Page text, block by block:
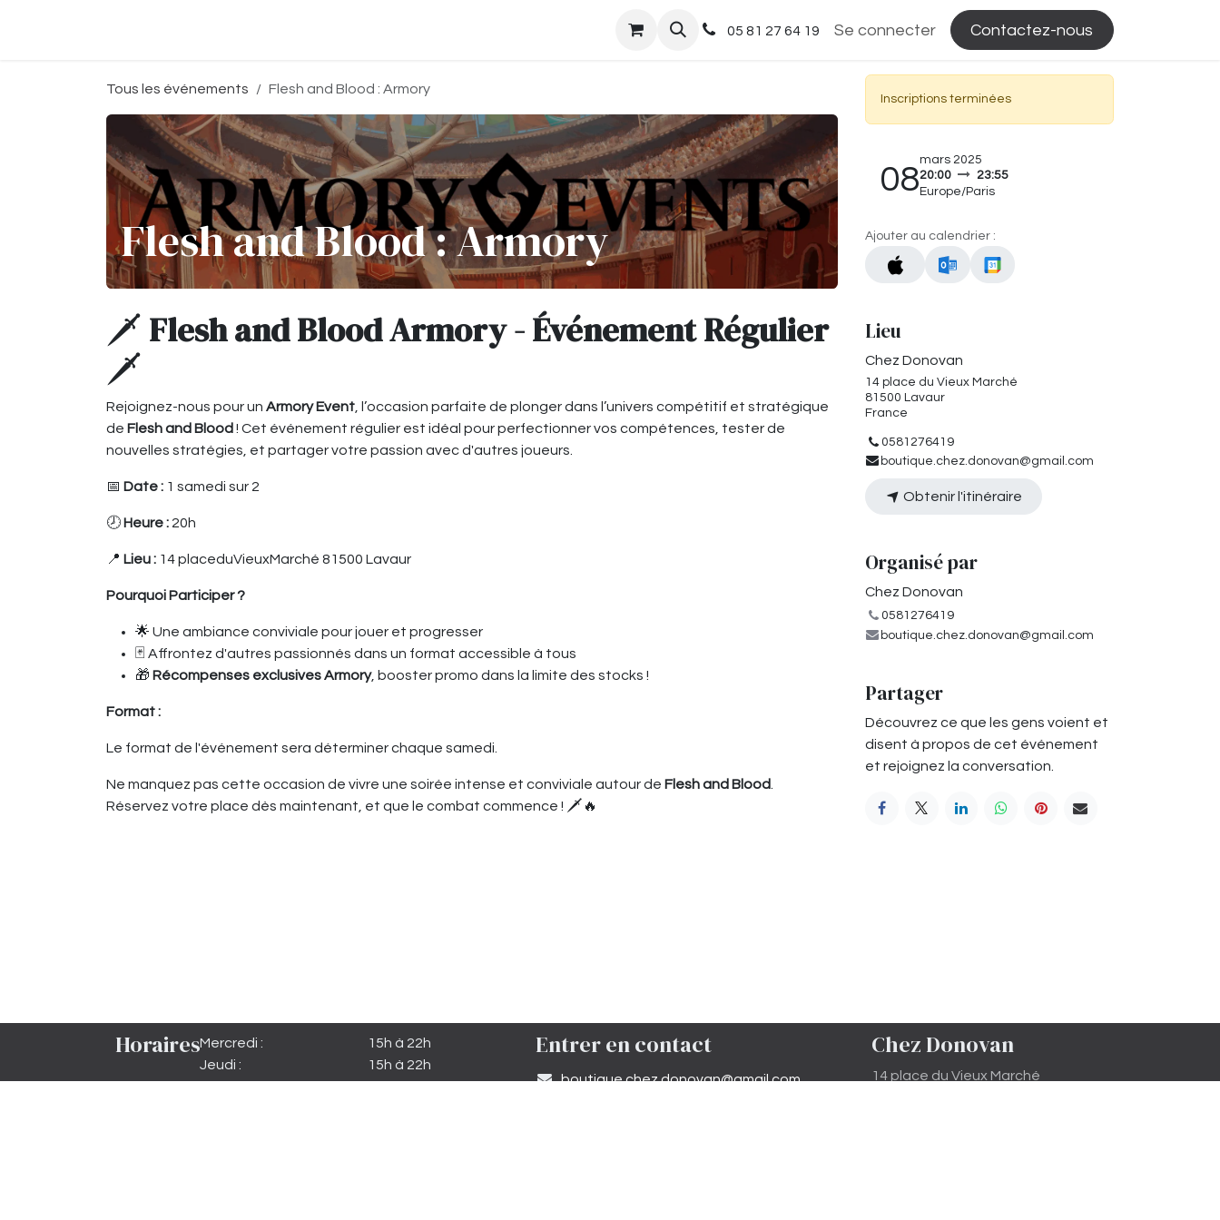
05 81 27 64 19 Se connecter Contactez-nous
Tous les événements Flesh and Blood : Armory
Flesh and Blood : Armory
🗡️ Flesh and Blood Armory - Événement Régulier
🗡️
Rejoignez-nous pour un Armory Event, l’occasion parfaite de plonger dans l’univers compétitif et stratégique
de Flesh and Blood ! Cet événement régulier est idéal pour perfectionner vos compétences, tester de
nouvelles stratégies, et partager votre passion avec d'autres joueurs.
📅 Date : 1 samedi sur 2
🕗 Heure : 20h
📍 Lieu : 14 placeduVieuxMarché 81500 Lavaur
Pourquoi Participer ?
🌟 Une ambiance conviviale pour jouer et progresser
🃏 Affrontez d'autres passionnés dans un format accessible à tous
🎁 Récompenses exclusives Armory, booster promo dans la limite des stocks !
Format :
Le format de l'événement sera déterminer chaque samedi.
Ne manquez pas cette occasion de vivre une soirée intense et conviviale autour de Flesh and Blood.
Réservez votre place dès maintenant, et que le combat commence ! 🗡️🔥
Inscriptions terminées
08
mars 2025
20:00
23:55
Europe/Paris
Ajouter au calendrier :
Lieu
Chez Donovan
14 place du Vieux Marché
81500 Lavaur
France
0581276419
boutique.chez.donovan@gmail.com
Obtenir l'itinéraire
Organisé par
Chez Donovan
0581276419
boutique.chez.donovan@gmail.com
Partager
Découvrez ce que les gens voient et
disent à propos de cet événement
et rejoignez la conversation.
HorairesMercredi :
Jeudi :
15h à 22h
15h à 22h
Entrer en contact
​boutique.chez.donovan@gmail.com​
Chez Donovan
14 place du Vieux Marché